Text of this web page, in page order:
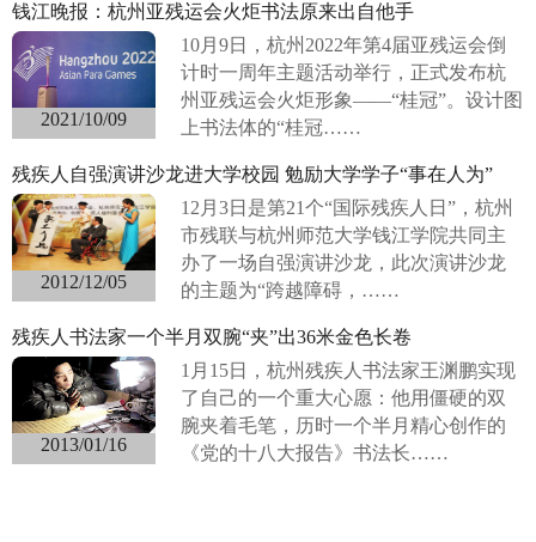
钱江晚报：杭州亚残运会火炬书法原来出自他手
2021/10/09
10月9日，杭州2022年第4届亚残运会倒
计时一周年主题活动举行，正式发布杭
州亚残运会火炬形象——“桂冠”。设计图
上书法体的“桂冠……
残疾人自强演讲沙龙进大学校园 勉励大学学子“事在人为”
2012/12/05
12月3日是第21个“国际残疾人日”，杭州
市残联与杭州师范大学钱江学院共同主
办了一场自强演讲沙龙，此次演讲沙龙
的主题为“跨越障碍，……
残疾人书法家一个半月双腕“夹”出36米金色长卷
2013/01/16
1月15日，杭州残疾人书法家王渊鹏实现
了自己的一个重大心愿：他用僵硬的双
腕夹着毛笔，历时一个半月精心创作的
《党的十八大报告》书法长……